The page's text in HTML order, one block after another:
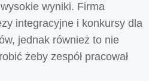
wyniki. Firma
integracyjne i konkursy dla
jednak również to nie
żeby zespół pracował